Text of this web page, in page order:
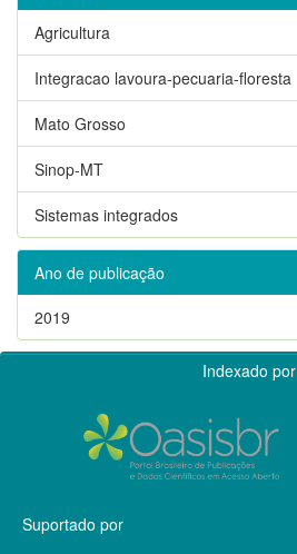
Agricultura
Integracao lavoura-pecuaria-floresta
Mato Grosso
Sinop-MT
Sistemas integrados
Ano de publicação
2019
Indexado por
Suportado por